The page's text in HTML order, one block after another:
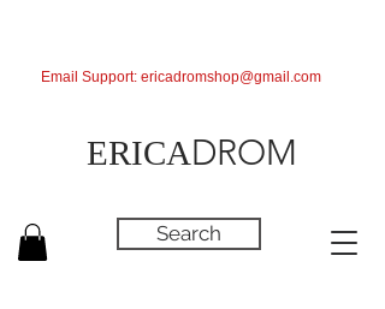
ERICADROM
Search
Email Support: ericadromshop@gmail.com